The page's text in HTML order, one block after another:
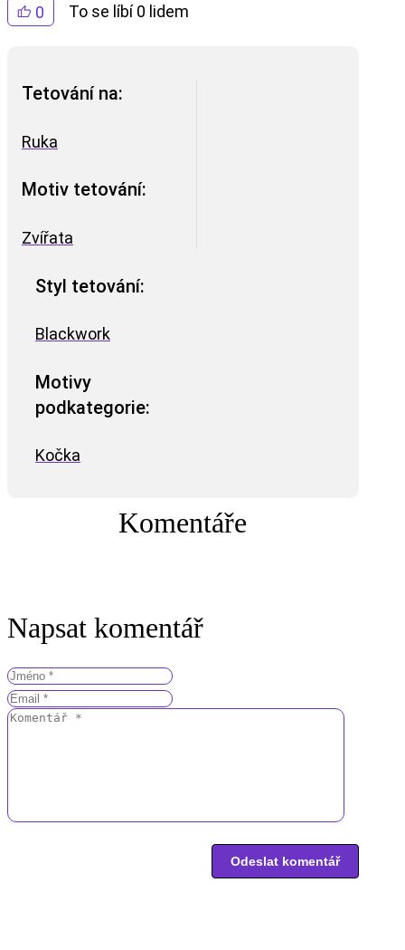
0 To se líbí 0 lidem
Tetování na:
Ruka
Motiv tetování:
Zvířata
Styl tetování:
Blackwork
Motivy
podkategorie:
Kočka
Komentáře
Napsat komentář